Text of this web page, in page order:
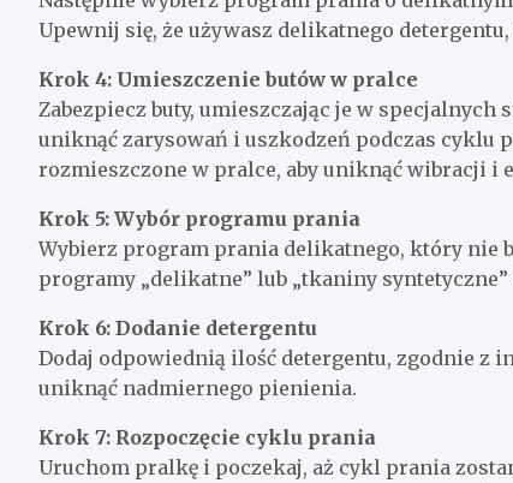
Upewnij się, że używasz delikatnego
Krok 4: Umieszczenie butów w pralce
Zabezpiecz buty, umieszczając je w
uniknąć zarysowań i uszkodzeń podczas cyklu
rozmieszczone w pralce, aby uniknąć wibracji i
Krok 5: Wybór programu prania
Wybierz program prania delikatnego, który nie
programy „delikatne” lub „tkaniny
Krok 6: Dodanie detergentu
Dodaj odpowiednią ilość detergentu, zgodnie z
uniknąć nadmiernego pienienia.
Krok 7: Rozpoczęcie cyklu prania
Uruchom pralkę i poczekaj, aż cykl prania